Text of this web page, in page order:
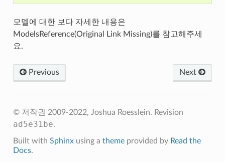
모델에 대한 보다 자세한 내용은
ModelsReference(Original Link Missing)를 참고해주세
요.
Previous Next
© 저작권 2009-2022, Joshua Roesslein. Revision
ad5e31be.
Built with Sphinxusing a themeprovided by Read the
Docs.